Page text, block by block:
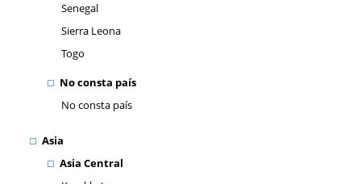
Senegal
Sierra Leona
Togo
No consta país
No consta país
Asia
Asia Central